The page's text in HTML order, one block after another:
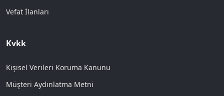
Vefat İlanları
Kvkk
Kişisel Verileri Koruma Kanunu
Müşteri Aydınlatma Metni